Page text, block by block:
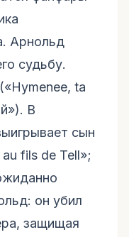
Арнольд
судьбу.
ta
В
сын
fils de Tell»;
он убил
защищая